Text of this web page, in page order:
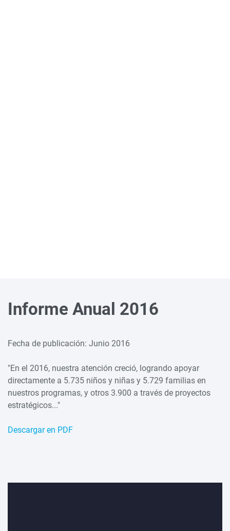
Informe Anual 2016
Fecha de publicación: Junio 2016
"En el 2016, nuestra atención creció, logrando apoyar
directamente a 5.735 niños y niñas y 5.729 familias en
nuestros programas, y otros 3.900 a través de proyectos
estratégicos..."
Descargar en PDF